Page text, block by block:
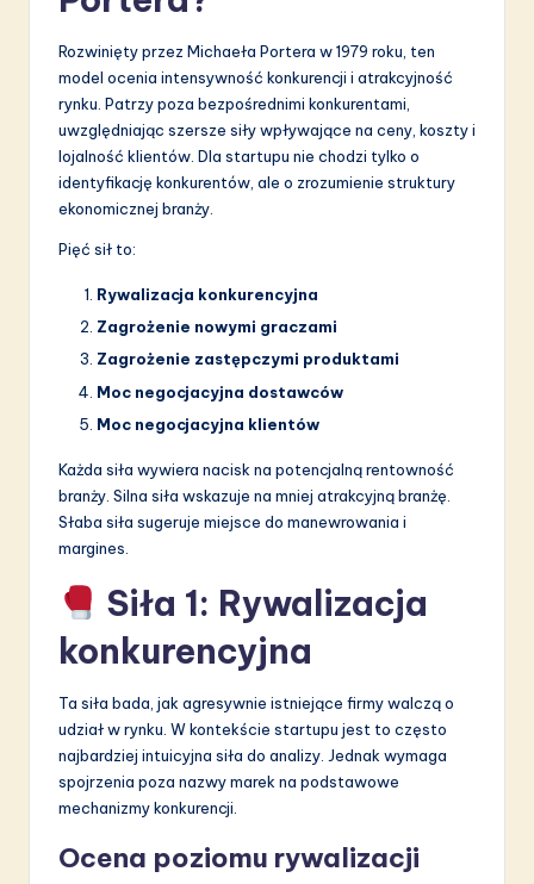
Rozwinięty przez Michaeła Portera w 1979 roku, ten
model ocenia intensywność konkurencji i atrakcyjność
rynku. Patrzy poza bezpośrednimi konkurentami,
uwzględniając szersze siły wpływające na ceny, koszty i
lojalność klientów. Dla startupu nie chodzi tylko o
identyfikację konkurentów, ale o zrozumienie struktury
ekonomicznej branży.
Pięć sił to:
Rywalizacja konkurencyjna
Zagrożenie nowymi graczami
Zagrożenie zastępczymi produktami
Moc negocjacyjna dostawców
Moc negocjacyjna klientów
Każda siła wywiera nacisk na potencjalną rentowność
branży. Silna siła wskazuje na mniej atrakcyjną branżę.
Słaba siła sugeruje miejsce do manewrowania i
margines.
Siła 1: Rywalizacja
konkurencyjna
Ta siła bada, jak agresywnie istniejące firmy walczą o
udział w rynku. W kontekście startupu jest to często
najbardziej intuicyjna siła do analizy. Jednak wymaga
spojrzenia poza nazwy marek na podstawowe
mechanizmy konkurencji.
Ocena poziomu rywalizacji